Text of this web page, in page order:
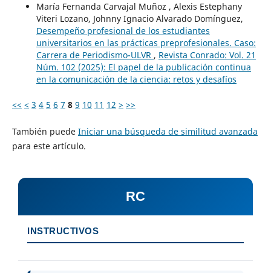
María Fernanda Carvajal Muñoz , Alexis Estephany
Viteri Lozano, Johnny Ignacio Alvarado Domínguez,
Desempeño profesional de los estudiantes
universitarios en las prácticas preprofesionales. Caso:
Carrera de Periodismo-ULVR , Revista Conrado: Vol. 21
Núm. 102 (2025): El papel de la publicación continua
en la comunicación de la ciencia: retos y desafíos
<< < 3 4 5 6 7 8 9 10 11 12 > >>
También puede Iniciar una búsqueda de similitud avanzada
para este artículo.
RC
INSTRUCTIVOS